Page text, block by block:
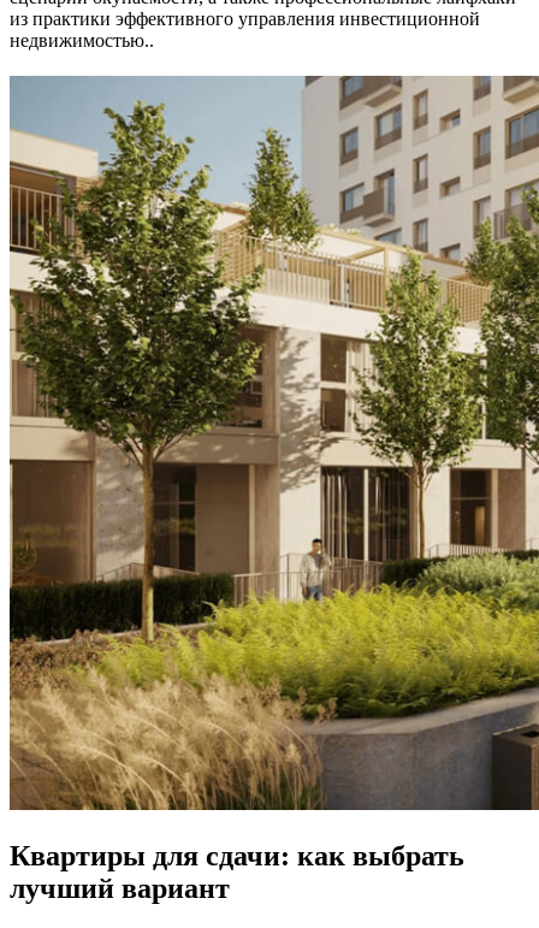
из практики эффективного управления инвестиционной
недвижимостью..
Квартиры для сдачи: как выбрать
лучший вариант